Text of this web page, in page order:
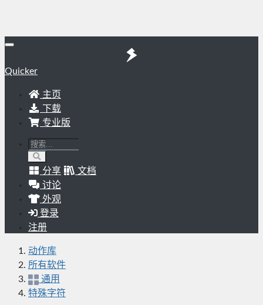
Quicker
主页
下载
专业版
分享
文档
讨论
外观
登录
注册
动作库
所有软件
通用
特殊字符